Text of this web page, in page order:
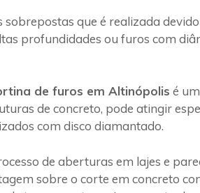
sobrepostas que é realizada
profundidades ou furos com
de furos em Altinópolis é
de concreto, pode atingir
com disco diamantado.
de aberturas em lajes e
sobre o corte em concreto